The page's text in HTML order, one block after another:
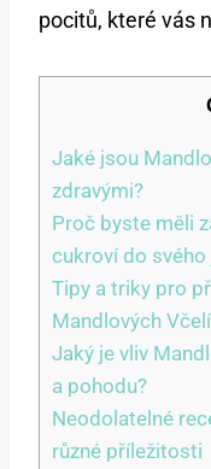
pocitů, které vás
Jaké jsou
zdravými?
Proč byste měli
cukroví do
Tipy a triky pro
Mandlových
Jaký je vliv
a pohodu?
Neodolatelné
různé příležitosti